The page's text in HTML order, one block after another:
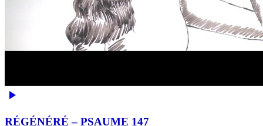
RÉGÉNÉRÉ – PSAUME 147